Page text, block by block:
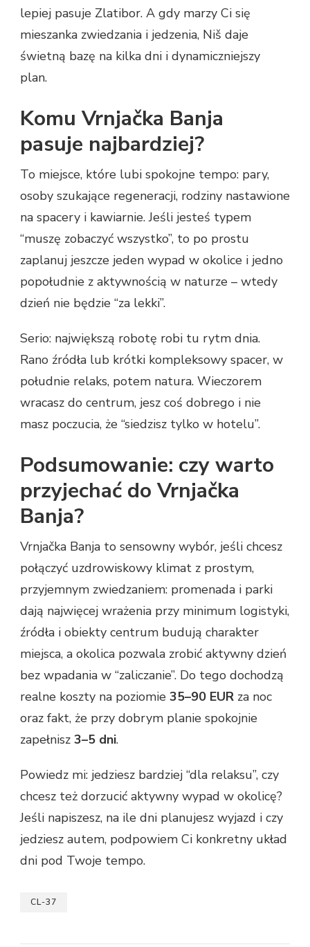
lepiej pasuje Zlatibor. A gdy marzy Ci się
mieszanka zwiedzania i jedzenia, Niš daje
świetną bazę na kilka dni i dynamiczniejszy
plan.
Komu Vrnjačka Banja
pasuje najbardziej?
To miejsce, które lubi spokojne tempo: pary,
osoby szukające regeneracji, rodziny nastawione
na spacery i kawiarnie. Jeśli jesteś typem
“muszę zobaczyć wszystko”, to po prostu
zaplanuj jeszcze jeden wypad w okolice i jedno
popołudnie z aktywnością w naturze – wtedy
dzień nie będzie “za lekki”.
Serio: największą robotę robi tu rytm dnia.
Rano źródła lub krótki kompleksowy spacer, w
południe relaks, potem natura. Wieczorem
wracasz do centrum, jesz coś dobrego i nie
masz poczucia, że “siedzisz tylko w hotelu”.
Podsumowanie: czy warto
przyjechać do Vrnjačka
Banja?
Vrnjačka Banja to sensowny wybór, jeśli chcesz
połączyć uzdrowiskowy klimat z prostym,
przyjemnym zwiedzaniem: promenada i parki
dają najwięcej wrażenia przy minimum logistyki,
źródła i obiekty centrum budują charakter
miejsca, a okolica pozwala zrobić aktywny dzień
bez wpadania w “zaliczanie”. Do tego dochodzą
realne koszty na poziomie 35–90 EUR za noc
oraz fakt, że przy dobrym planie spokojnie
zapełnisz 3–5 dni.
Powiedz mi: jedziesz bardziej “dla relaksu”, czy
chcesz też dorzucić aktywny wypad w okolicę?
Jeśli napiszesz, na ile dni planujesz wyjazd i czy
jedziesz autem, podpowiem Ci konkretny układ
dni pod Twoje tempo.
CL-37